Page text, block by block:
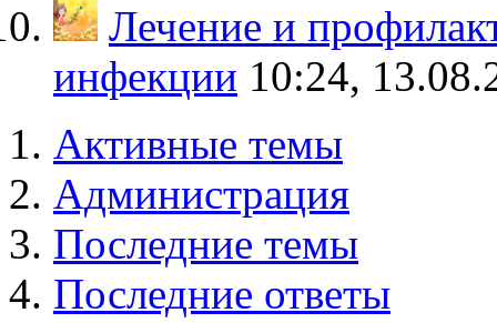
Лечение и
инфекции 10:24,
Активные темы
Администрация
Последние темы
Последние ответы